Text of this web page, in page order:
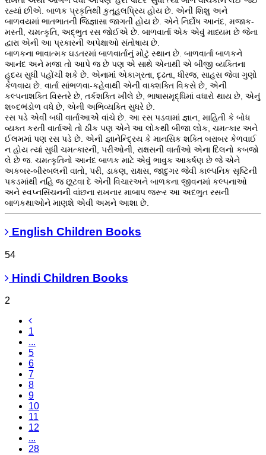
રહ્યાં છીએ. બાળક પ્રકૃતિથી કુતૂહલપ્રિય હોય છે. એની શિશુ અને
બાળવયમાં ભાતભાતની જિજ્ઞાસા જાગતી હોય છે. એને નિર્દોષ આનંદ, મજાક-
મસ્તી, ચમત્કૃતિ, અદ્ભુત રસ જોઈએ છે. બાળવાર્તા એક એવું માધ્યમ છે જેના
દ્વારા એની આ પ્રકારની અપેક્ષાઓ સંતોષાય છે.
બાળકના ભાવાત્મક ઘડતરમાં બાળવાર્તાનું મોટું સ્થાન છે. બાળવાર્તા બાળકને
આનંદ અને મજા તો આપે જ છે પણ એ સાથે એનાથી એ બીજી વ્યક્તિના
હૃદય સુધી પહોંચી શકે છે. એનામાં એકાગ્રતા, દૃઢતા, ધીરજ, સાહસ જેવા ગુણો
કેળવાય છે. વાર્તા સાંભળવા-કહેવાથી એની વાક્શક્તિ વિકસે છે, એની
કલ્પનાશક્તિ વિસ્તરે છે, તર્કશક્તિ ખીલે છે, ભાષાસમૃદ્ધિમાં વધારો થાય છે, એનું
શબ્દભંડોળ વધે છે, એની અભિવ્યક્તિ સુધરે છે.
રસ પડે એવી બધી વાર્તાઆએે વાંચે છે. આ રસ પડવામાં જ્ઞાન, માહિતી કે બોધ
વ્યક્ત કરતી વાર્તાઓ તો ઠીક પણ એને આ લોકથી બીજા લોક, ચમત્કાર અને
ઈલમમાં પણ રસ પડે છે. એની જ્ઞાનેન્દ્રિય કે માનસિક શક્તિ બરાબર કેળવાઈ
ન હોય ત્યાં સુધી ચમત્કારની, પરીઓની, રાક્ષસની વાર્તાઓ એના દિલનો કબજો
લે છે જ. ચમત્કૃતિનો આનંદ બાળક માટે એવું ભાવુક આકર્ષણ છે જે એને
અકબર-બીરબલની વાતો, પરી, ડાકણ, રાક્ષસ, જાદુગર જેવી કાલ્પનિક સૃષ્ટિની
પકડમાંથી નહિ જ છૂટવા દે એની વિચારઅને બાળકના જીવનમાં કલ્પનાઓ
અને સ્વપ્નસિંચનની વાંછના રાખનાર માબાપ જરૂર આ અદભુત રસની
બાળકથાઓને માણશે એવી અમને આશા છે.
English Children Books
54
Hindi Children Books
2
1
...
5
6
7
8
9
10
11
12
...
28